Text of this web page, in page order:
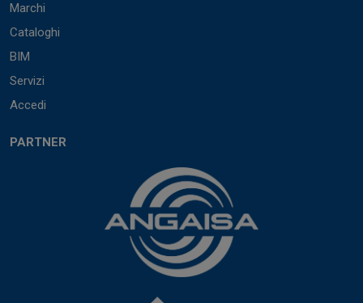
Marchi
Cataloghi
BIM
Servizi
Accedi
PARTNER